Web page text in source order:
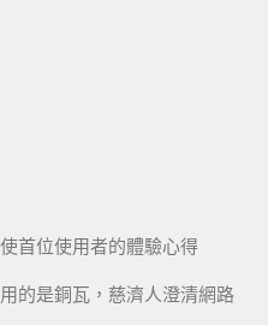
首位使用者的體驗心得
的是銅瓦，慈濟人澄清網路